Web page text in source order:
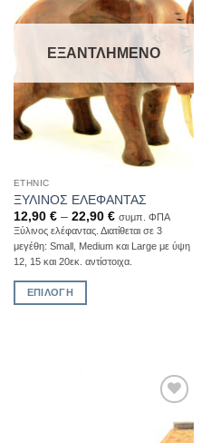
ΕΞΑΝΤΛΗΜΈΝΟ
ETHNIC
ΞΥΛΙΝΟΣ ΕΛΕΦΑΝΤΑΣ
12,90 €– 22,90 € συμπ. ΦΠΑ
Ξύλινος ελέφαντας. Διατίθεται σε 3
μεγέθη: Small, Medium και Large με ύψη
12, 15 και 20εκ. αντίστοιχα.
ΕΠΙΛΟΓΉ
Wishlist